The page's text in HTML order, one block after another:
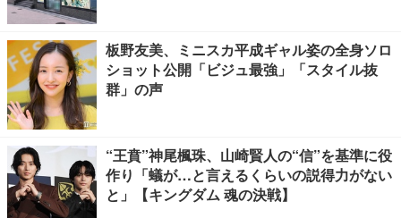
板野友美、ミニスカ平成ギャル姿の全身ソロ
ショット公開「ビジュ最強」「スタイル抜
群」の声
“王賁”神尾楓珠、山崎賢人の“信”を基準に役
作り「蟻が…と言えるくらいの説得力がない
と」【キングダム 魂の決戦】